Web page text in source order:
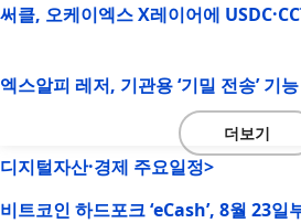
써클, 오케이엑스 X레이어에
엑스알피 레저, 기관용 ‘기밀 전송’ 기
더보기
디지털자산·경제 주요일정>
비트코인 하드포크 ‘eCash’, 8월 23일